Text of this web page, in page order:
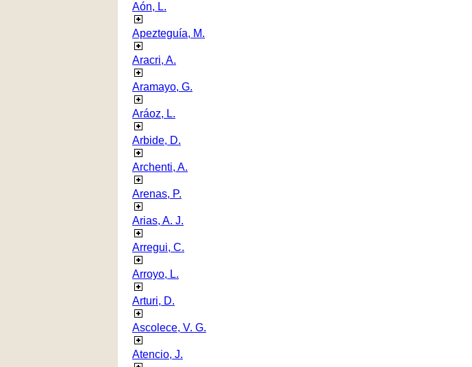
Aón, L.
Apezteguía, M.
Aracri, A.
Aramayo, G.
Aráoz, L.
Arbide, D.
Archenti, A.
Arenas, P.
Arias, A. J.
Arregui, C.
Arroyo, L.
Arturi, D.
Ascolece, V. G.
Atencio, J.